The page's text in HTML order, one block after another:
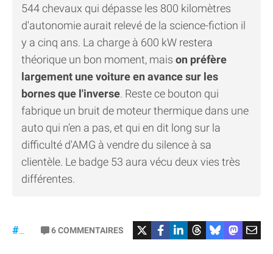
544 chevaux qui dépasse les 800 kilomètres
d'autonomie aurait relevé de la science-fiction il
y a cinq ans. La charge à 600 kW restera
théorique un bon moment, mais on préfère
largement une voiture en avance sur les
bornes que l'inverse. Reste ce bouton qui
fabrique un bruit de moteur thermique dans une
auto qui n'en a pas, et qui en dit long sur la
difficulté d'AMG à vendre du silence à sa
clientèle. Le badge 53 aura vécu deux vies très
différentes.
#Mercedes
6COMMENTAIRES